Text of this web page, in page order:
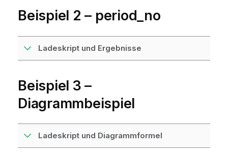
Beispiel 2 – period_no
Ladeskript und Ergebnisse
Beispiel 3 –
Diagrammbeispiel
Ladeskript und Diagrammformel